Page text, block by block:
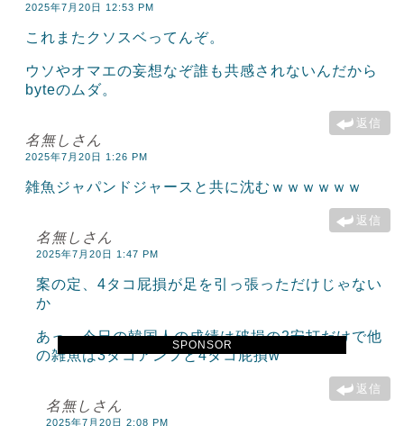
SPONSOR
2025年7月20日 12:53 PM
これまたクソスベってんぞ。
ウソやオマエの妄想なぞ誰も共感されないんだから
byteのムダ。
返信
名無しさん
2025年7月20日 1:26 PM
雑魚ジャパンドジャースと共に沈むｗｗｗｗｗｗ
返信
名無しさん
2025年7月20日 1:47 PM
案の定、4タコ屁損が足を引っ張っただけじゃない
か
あっ、今日の韓国人の成績は破損の2安打だけで他
の雑魚は3タコアンフと4タコ屁損w
返信
名無しさん
2025年7月20日 2:08 PM